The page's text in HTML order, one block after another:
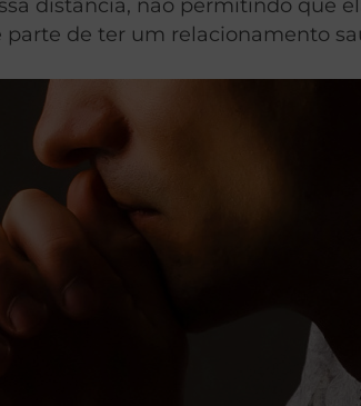
distância, não permitindo que
de ter um relacionamento